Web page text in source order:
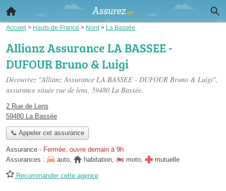
Accueil > Hauts-de-France > Nord > La Bassée
Allianz Assurance LA BASSEE -
DUFOUR Bruno & Luigi
Découvrez "Allianz Assurance LA BASSEE - DUFOUR Bruno & Luigi",
assurance située rue de lens, 59480 La Bassée.
2 Rue de Lens
59480 La Bassée
📞 Appeler cet assurance
Assurance - Fermée, ouvre demain à 9h
Assurances :
auto, habitation, moto, mutuelle
Recommander cette agence